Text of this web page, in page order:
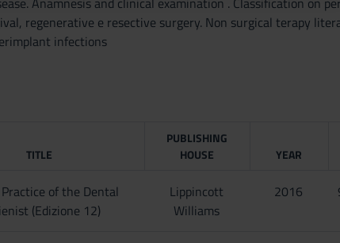
regenerative e resective surgery. Non surgical terapy
infections
TITLE
PUBLISHING
HOUSE
YEAR
of the Dental
(Edizione 12)
Lippincott
Williams
2016